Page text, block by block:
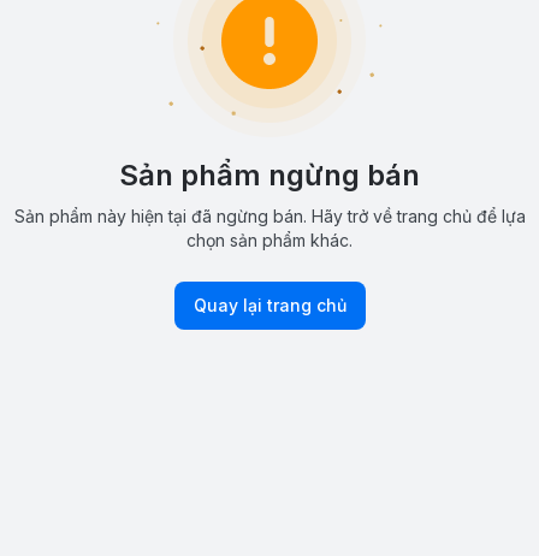
Sản phẩm ngừng bán
Sản phẩm này hiện tại đã ngừng bán. Hãy trở về trang chủ để lựa
chọn sản phẩm khác.
Quay lại trang chủ